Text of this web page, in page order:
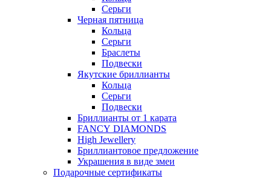
Серьги
Черная пятница
Кольца
Серьги
Браслеты
Подвески
Якутские бриллианты
Кольца
Серьги
Подвески
Бриллианты от 1 карата
FANCY DIAMONDS
High Jewellery
Бриллиантовое предложение
Украшения в виде змеи
Подарочные сертификаты